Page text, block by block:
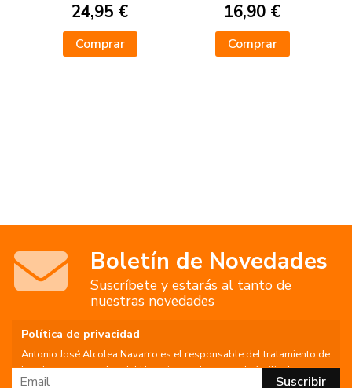
24,95 €
Comprar
16,90 €
Comprar
Boletín de Novedades
Suscríbete y estarás al tanto de
nuestras novedades
Política de privacidad
Antonio José Alcolea Navarro es el responsable del tratamiento de
los datos personales del Usuario, por lo que se le facilita la